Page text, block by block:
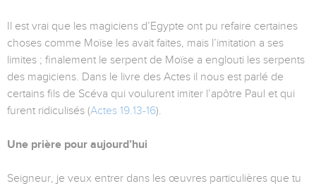
Il est vrai que les magiciens d’Egypte ont pu refaire certaines
choses comme Moïse les avait faites, mais l’imitation a ses
limites ; finalement le serpent de Moïse a englouti les serpents
des magiciens. Dans le livre des Actes il nous est parlé de
certains fils de Scéva qui voulurent imiter l’apôtre Paul et qui
furent ridiculisés (Actes 19.13-16).
Une prière pour aujourd’hui
Seigneur, je veux entrer dans les œuvres particulières que tu